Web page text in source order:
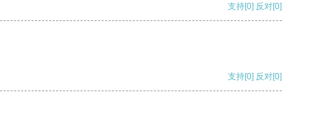
支持[0] 反对[0]
支持[0] 反对[0]